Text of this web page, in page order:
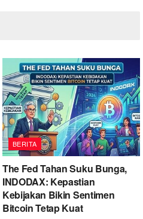
BERITA
The Fed Tahan Suku Bunga,
INDODAX: Kepastian
Kebijakan Bikin Sentimen
Bitcoin Tetap Kuat